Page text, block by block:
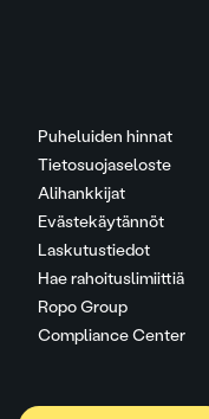
Puheluiden hinnat
Tietosuojaseloste
Alihankkijat
Evästekäytännöt
Laskutustiedot
Hae rahoituslimiittiä
Ropo Group
Compliance Center